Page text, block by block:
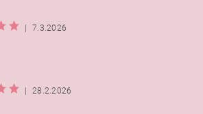
| 7.3.2026
| 28.2.2026